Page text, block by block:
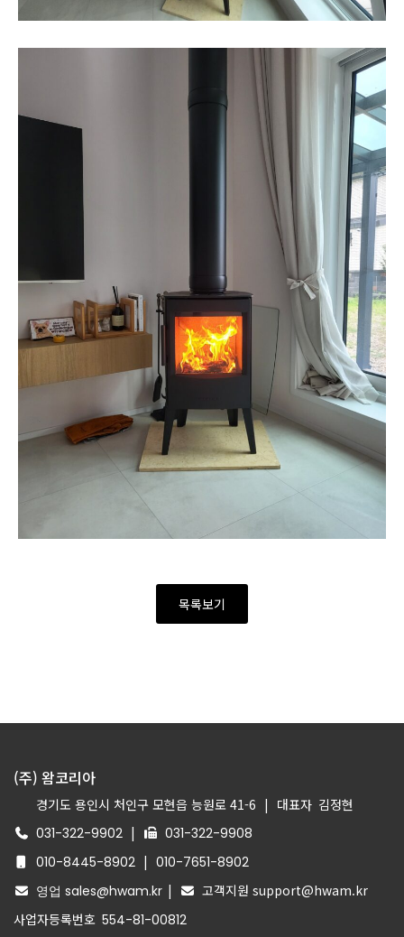
목록보기
(주) 왐코리아
경기도 용인시 처인구 모현읍 능원로 41-6 | 대표자 김정현
031-322-9902 |
031-322-9908
010-8445-8902 | 010-7651-8902
영업 sales@hwam.kr |
고객지원 support@hwam.kr
사업자등록번호 554-81-00812